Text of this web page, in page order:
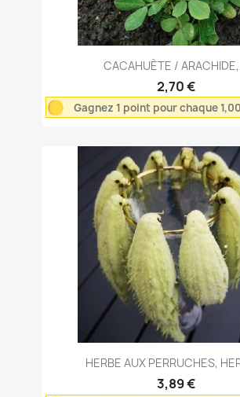
CACAHUÈTE /
2,70 €
Gagnez 1 point pour chaque
HERBE AUX PERRUCHES,
3,89 €